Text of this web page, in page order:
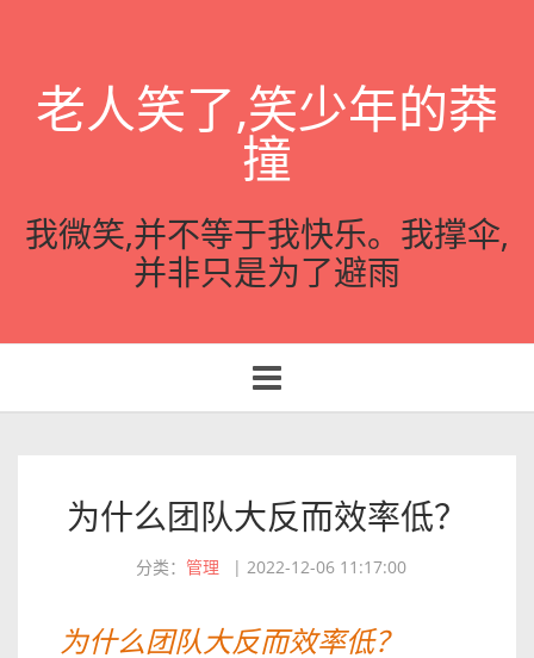
老人笑了,笑少年的莽
撞
我微笑,并不等于我快乐。我撑伞,
并非只是为了避雨
navigation
为什么团队大反而效率低？
分类： 管理 | 2022-12-06 11:17:00
为什么团队大反而效率低？